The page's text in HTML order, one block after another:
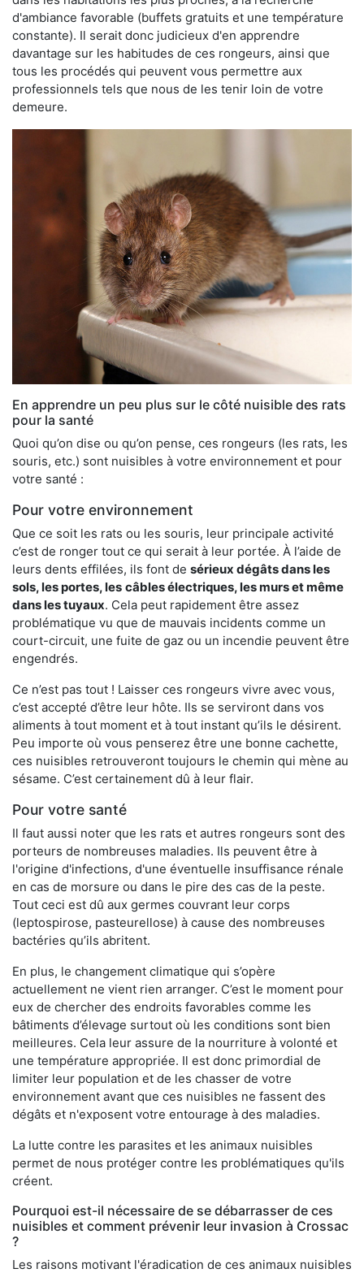
d'ambiance favorable (buffets gratuits et une température
constante). Il serait donc judicieux d'en apprendre
davantage sur les habitudes de ces rongeurs, ainsi que
tous les procédés qui peuvent vous permettre aux
professionnels tels que nous de les tenir loin de votre
demeure.
En apprendre un peu plus sur le côté nuisible des rats
pour la santé
Quoi qu’on dise ou qu’on pense, ces rongeurs (les rats, les
souris, etc.) sont nuisibles à votre environnement et pour
votre santé :
Pour votre environnement
Que ce soit les rats ou les souris, leur principale activité
c’est de ronger tout ce qui serait à leur portée. À l’aide de
leurs dents effilées, ils font de sérieux dégâts dans les
sols, les portes, les câbles électriques, les murs et même
dans les tuyaux. Cela peut rapidement être assez
problématique vu que de mauvais incidents comme un
court-circuit, une fuite de gaz ou un incendie peuvent être
engendrés.
Ce n’est pas tout ! Laisser ces rongeurs vivre avec vous,
c’est accepté d’être leur hôte. Ils se serviront dans vos
aliments à tout moment et à tout instant qu’ils le désirent.
Peu importe où vous penserez être une bonne cachette,
ces nuisibles retrouveront toujours le chemin qui mène au
sésame. C’est certainement dû à leur flair.
Pour votre santé
Il faut aussi noter que les rats et autres rongeurs sont des
porteurs de nombreuses maladies. Ils peuvent être à
l'origine d'infections, d'une éventuelle insuffisance rénale
en cas de morsure ou dans le pire des cas de la peste.
Tout ceci est dû aux germes couvrant leur corps
(leptospirose, pasteurellose) à cause des nombreuses
bactéries qu’ils abritent.
En plus, le changement climatique qui s’opère
actuellement ne vient rien arranger. C’est le moment pour
eux de chercher des endroits favorables comme les
bâtiments d’élevage surtout où les conditions sont bien
meilleures. Cela leur assure de la nourriture à volonté et
une température appropriée. Il est donc primordial de
limiter leur population et de les chasser de votre
environnement avant que ces nuisibles ne fassent des
dégâts et n'exposent votre entourage à des maladies.
La lutte contre les parasites et les animaux nuisibles
permet de nous protéger contre les problématiques qu'ils
créent.
Pourquoi est-il nécessaire de se débarrasser de ces
nuisibles et comment prévenir leur invasion à Crossac
?
Les raisons motivant l'éradication de ces animaux nuisibles